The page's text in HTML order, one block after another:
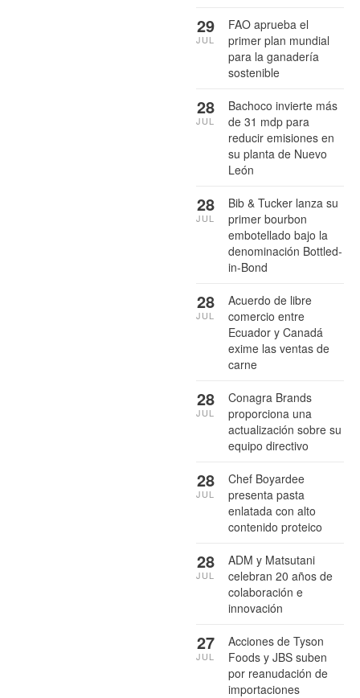
FAO aprueba el
primer plan mundial
para la ganadería
sostenible
29
JUL
Bachoco invierte más
de 31 mdp para
reducir emisiones en
su planta de Nuevo
León
28
JUL
Bib & Tucker lanza su
primer bourbon
embotellado bajo la
denominación Bottled-
in-Bond
28
JUL
Acuerdo de libre
comercio entre
Ecuador y Canadá
exime las ventas de
carne
28
JUL
Conagra Brands
proporciona una
actualización sobre su
equipo directivo
28
JUL
Chef Boyardee
presenta pasta
enlatada con alto
contenido proteico
28
JUL
ADM y Matsutani
celebran 20 años de
colaboración e
innovación
28
JUL
Acciones de Tyson
Foods y JBS suben
por reanudación de
importaciones
27
JUL